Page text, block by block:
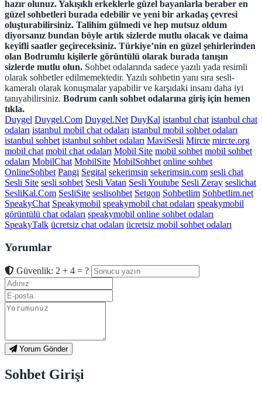
hazır olunuz. Yakışıklı erkeklerle güzel bayanlarla beraber en
güzel sohbetleri burada edebilir ve yeni bir arkadaş çevresi
oluşturabilirsiniz. Talihim gülmedi ve hep mutsuz oldum
diyorsanız bundan böyle artık sizlerde mutlu olacak ve daima
keyifli saatler geçireceksiniz. Türkiye’nin en güzel şehirlerinden
olan Bodrumlu kişilerle görüntülü olarak burada tanışın
sizlerde mutlu olun. Sohbet odalarında sadece yazılı yada resimli
olarak sohbetler edilmemektedir. Yazılı sohbetin yanı sıra sesli-
kameralı olarak konuşmalar yapabilir ve karşıdaki insanı daha iyi
tanıyabilirsiniz. Bodrum canlı sohbet odalarına giriş için hemen
tıkla.
Duygel Duygel.Com Duygel.Net DuyKal istanbul chat istanbul chat
odaları istanbul mobil chat odaları istanbul mobil sohbet odaları
istanbul sohbet istanbul sohbet odaları MaviSesli Mircte mircte.org
mobil chat mobil chat odaları Mobil Site mobil sohbet mobil sohbet
odaları MobilChat MobilSite MobilSohbet online sohbet
OnlineSohbet Pangi Segital sekerimsin sekerimsin.com sesli chat
Sesli Site sesli sohbet Sesli Vatan Sesli Youtube Sesli Zeray seslichat
SesliKal.Com SesliSite seslisohbet Setgon Sohbetlim Sohbetlim.net
SpeakyChat Speakymobil speakymobil chat odaları speakymobil
görüntülü chat odaları speakymobil online sohbet odaları
SpeakyTalk ücretsiz chat odaları ücretsiz mobil sohbet odaları
Yorumlar
Güvenlik: 2 + 4 = ?
Yorum Gönder
Sohbet Girişi